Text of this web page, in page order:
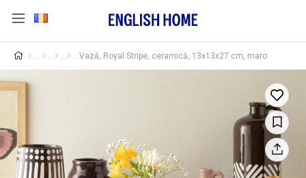
Vază, Royal Stripe, ceramică, 13x13x27 cm, maro